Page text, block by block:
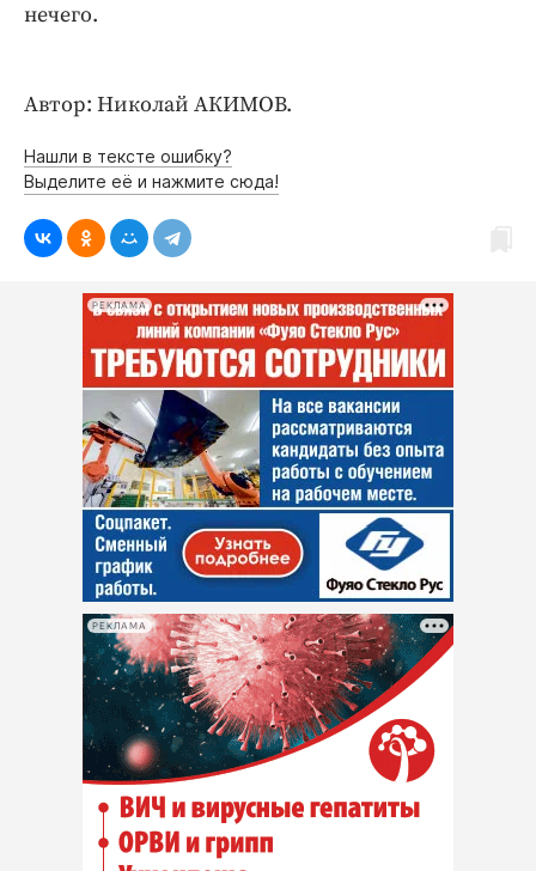
нечего.
Автор: Николай АКИМОВ.
Нашли в тексте ошибку?
Выделите её и нажмите сюда!
РЕКЛАМА
РЕКЛАМА